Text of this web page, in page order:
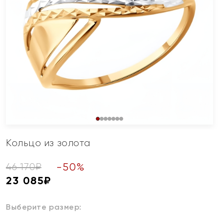
Кольцо из золота
46 170₽ -50%
23 085₽
Выберите размер: